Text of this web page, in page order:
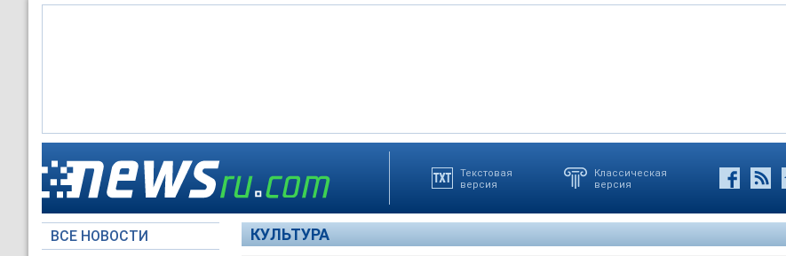
Текстовая
версия
Классическая
версия
ВСЕ НОВОСТИ
КУЛЬТУРА
Американской прессе стали известны детали бракоразводного процесса Тома Круза
и Кэти Холмс: оказалось, их брак "был обречен еще за шесть месяцев до
официального расставания"
Global Look Press